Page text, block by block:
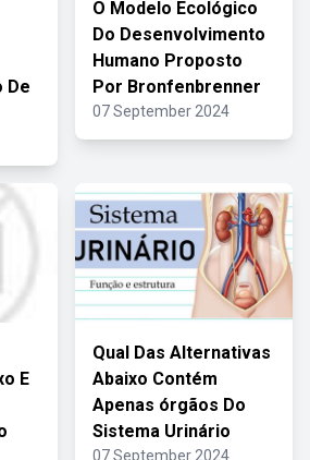
De
O Modelo Ecológico
Do Desenvolvimento
Humano Proposto
Por Bronfenbrenner
07 September 2024
E
Qual Das Alternativas
Abaixo Contém
Apenas órgãos Do
Sistema Urinário
07 September 2024